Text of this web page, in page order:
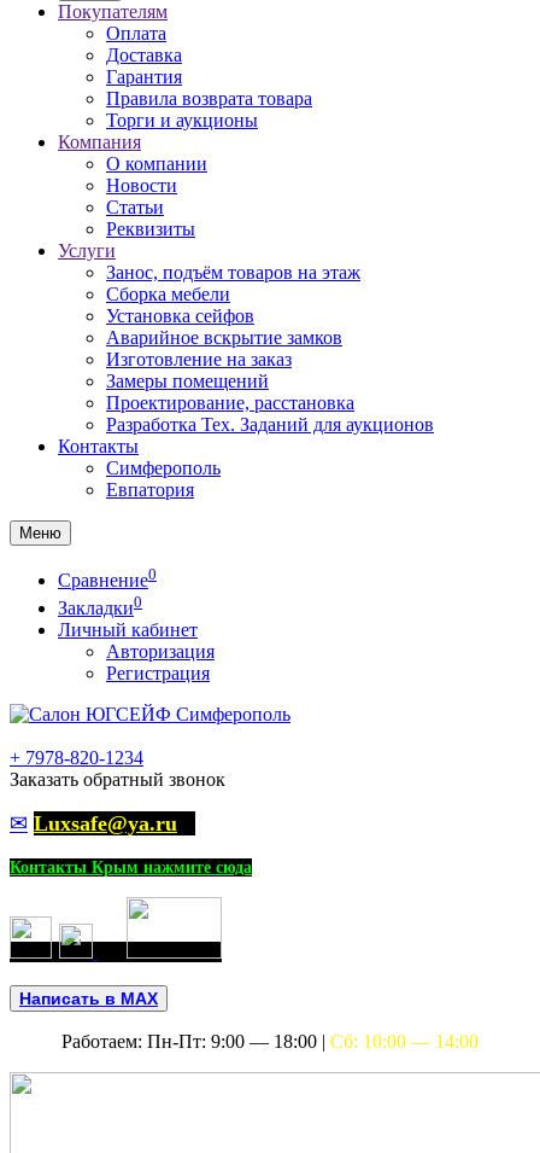
Покупателям
Оплата
Доставка
Гарантия
Правила возврата товара
Торги и аукционы
Компания
О компании
Новости
Статьи
Реквизиты
Услуги
Занос, подъём товаров на этаж
Сборка мебели
Установка сейфов
Аварийное вскрытие замков
Изготовление на заказ
Замеры помещений
Проектирование, расстановка
Разработка Тех. Заданий для аукционов
Контакты
Симферополь
Евпатория
Меню
Сравнение0
Закладки0
Личный кабинет
Авторизация
Регистрация
+ 7978-820-1234
Заказать обратный звонок
✉ Luxsafe@ya.ru
Контакты Крым нажмите сюда
Написать в MAX
Работаем: Пн-Пт: 9:00 — 18:00 | Сб: 10:00 — 14:00